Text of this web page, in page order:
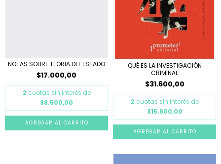
NOTAS SOBRE TEORIA DEL ESTADO
$17.000,00
2 cuotas sin interés de
$8.500,00
QUÉ ES LA INVESTIGACIÓN
CRIMINAL
$31.600,00
2 cuotas sin interés de
$15.800,00